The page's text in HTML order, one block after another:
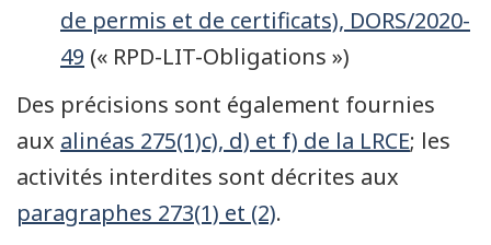
de permis et de certificats), DORS/2020-
49 (« RPD-LIT-Obligations »)
Des précisions sont également fournies
aux alinéas 275(1)c), d) et f) de la LRCE; les
activités interdites sont décrites aux
paragraphes 273(1) et (2).